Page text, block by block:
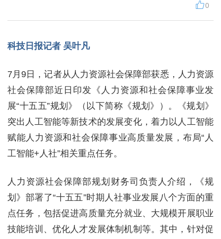
0
科技日报记者 吴叶凡
7月9日，记者从人力资源社会保障部获悉，人力资源
社会保障部近日印发《人力资源和社会保障事业发
展“十五五”规划》（以下简称《规划》）。《规划》
突出人工智能等新技术的发展变化，着力以人工智能
赋能人力资源和社会保障事业高质量发展，布局“人
工智能+人社”相关重点任务。
人力资源社会保障部规划财务司负责人介绍，《规
划》部署了“十五五”时期人社事业发展八个方面的重
点任务，包括促进高质量充分就业、大规模开展职业
技能培训、优化人才发展体制机制等。其中，针对促